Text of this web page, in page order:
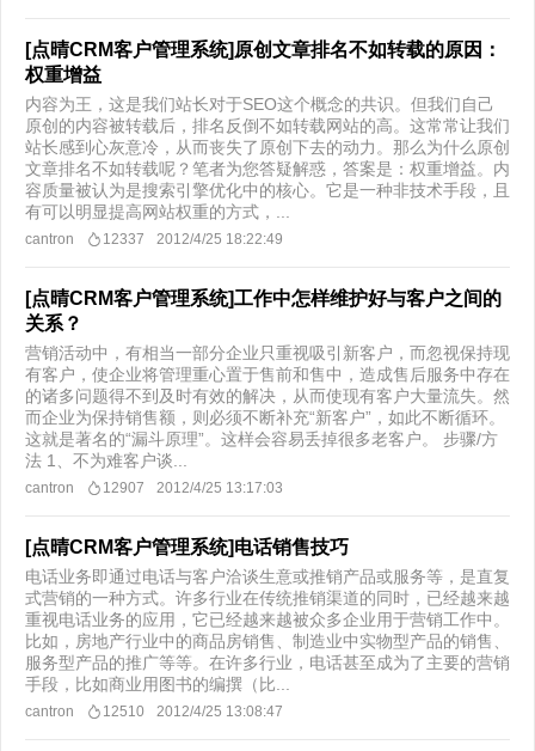
[点晴CRM客户管理系统]原创文章排名不如转载的原因：
权重增益
内容为王，这是我们站长对于SEO这个概念的共识。但我们自己
原创的内容被转载后，排名反倒不如转载网站的高。这常常让我们
站长感到心灰意冷，从而丧失了原创下去的动力。那么为什么原创
文章排名不如转载呢？笔者为您答疑解惑，答案是：权重增益。内
容质量被认为是搜索引擎优化中的核心。它是一种非技术手段，且
有可以明显提高网站权重的方式，...
cantron 12337 2012/4/25 18:22:49
[点晴CRM客户管理系统]工作中怎样维护好与客户之间的
关系？
营销活动中，有相当一部分企业只重视吸引新客户，而忽视保持现
有客户，使企业将管理重心置于售前和售中，造成售后服务中存在
的诸多问题得不到及时有效的解决，从而使现有客户大量流失。然
而企业为保持销售额，则必须不断补充“新客户”，如此不断循环。
这就是著名的“漏斗原理”。这样会容易丢掉很多老客户。 步骤/方
法 1、不为难客户谈...
cantron 12907 2012/4/25 13:17:03
[点晴CRM客户管理系统]电话销售技巧
电话业务即通过电话与客户洽谈生意或推销产品或服务等，是直复
式营销的一种方式。许多行业在传统推销渠道的同时，已经越来越
重视电话业务的应用，它已经越来越被众多企业用于营销工作中。
比如，房地产行业中的商品房销售、制造业中实物型产品的销售、
服务型产品的推广等等。在许多行业，电话甚至成为了主要的营销
手段，比如商业用图书的编撰（比...
cantron 12510 2012/4/25 13:08:47